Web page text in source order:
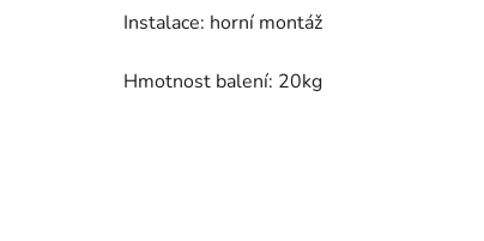
Instalace: horní montáž
Hmotnost balení: 20kg